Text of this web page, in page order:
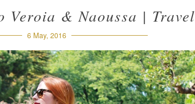
Veroia & Naoussa | Travel
6 May, 2016